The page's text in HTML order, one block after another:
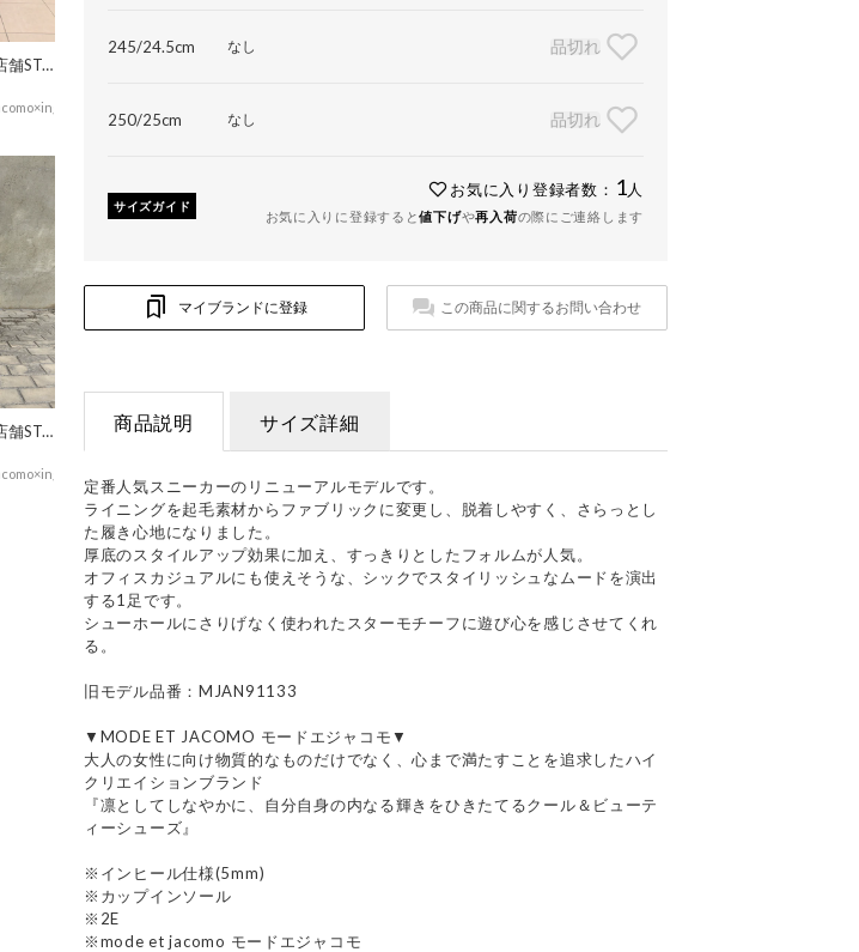
MEJxing店舗STAFF
MEJxing店舗STAFF
245/24.5cm なし 品切れ
250/25cm なし 品切れ
サイズガイド
お気に入り登録者数： 1 人
お気に入りに登録すると値下げや再入荷の際にご連絡します
マイブランドに登録 この商品に関するお問い合わせ
商品説明 サイズ詳細
定番人気スニーカーのリニューアルモデルです。
ライニングを起毛素材からファブリックに変更し、脱着しやすく、さらっとし
た履き心地になりました。
厚底のスタイルアップ効果に加え、すっきりとしたフォルムが人気。
オフィスカジュアルにも使えそうな、シックでスタイリッシュなムードを演出
する1足です。
シューホールにさりげなく使われたスターモチーフに遊び心を感じさせてくれ
る。
旧モデル品番：MJAN91133
▼MODE ET JACOMO モードエジャコモ▼
大人の女性に向け物質的なものだけでなく、心まで満たすことを追求したハイ
クリエイションブランド
『凛としてしなやかに、自分自身の内なる輝きをひきたてるクール＆ビューテ
ィーシューズ』
※インヒール仕様(5mm)
※カップインソール
※2E
※mode et jacomo モードエジャコモ